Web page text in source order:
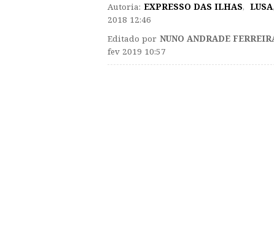
Autoria: EXPRESSO DAS ILHAS, LUSA,
2018 12:46
Editado por NUNO ANDRADE
fev 2019 10:57